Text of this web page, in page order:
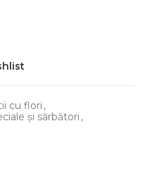
cu flori ,
și sărbători ,